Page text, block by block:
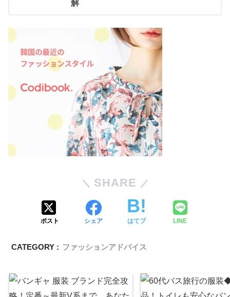
解
SHARE
ポスト シェア はてブ LINE
CATEGORY : ファッションアドバイス